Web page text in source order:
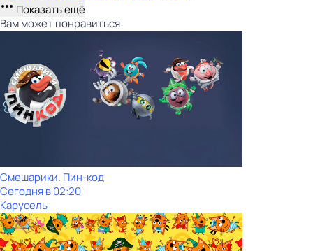
Показать ещё
Вам может понравиться
Смешарики. Пин-код
Сегодня в 02:20
Карусель